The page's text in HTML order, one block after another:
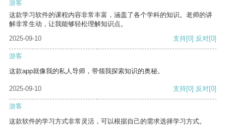
游客
这款学习软件的课程内容非常丰富，涵盖了各个学科的知识。老师的讲
解非常生动，让我能够轻松理解知识点。
2025-09-10
支持[0] 反对[0]
游客
这款app就像我的私人导师，带领我探索知识的奥秘。
2025-09-10 支持[0] 反对[0]
游客
这款软件的学习方式非常灵活，可以根据自己的需求选择学习方式。